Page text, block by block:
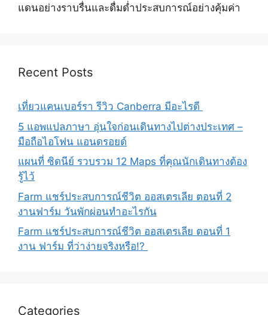
แดนอย่างราบรื่นและดื่มด่ำประสบการณ์อย่างคุ้มค่า
Recent Posts
เที่ยวแคนเบอร์รา รีวิว Canberra มีอะไรดี
5 แอพแปลภาษา อุ่นใจก่อนเดินทางไปต่างประเทศ –
มือถือไอโฟน แอนดรอยด์
แผนที่ ซิดนีย์ รวบรวม 12 Maps ที่คุณนักเดินทางต้อง
รู้ไว้
Farm แชร์ประสบการณ์ชีวิต ออสเตรเลีย ตอนที่ 2
งานฟาร์ม วันพักผ่อนทำอะไรกัน
Farm แชร์ประสบการณ์ชีวิต ออสเตรเลีย ตอนที่ 1
งาน ฟาร์ม ที่ว่าง่ายจริงหรือ!?
Categories